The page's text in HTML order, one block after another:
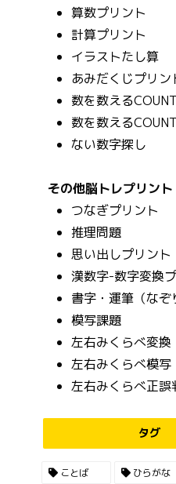
算数プリント
計算プリント
イラストたし算
あみだくじプリン
数を数える
数を数える
ない数字探し
その他脳トレプリント
つなぎプリント
推理問題
思い出しプリント
漢数字-数字変換
書字・運筆（なぞ
模写課題
左右みくらべ変換
左右みくらべ模写
左右みくらべ正誤
タグ
ことば ひらがな